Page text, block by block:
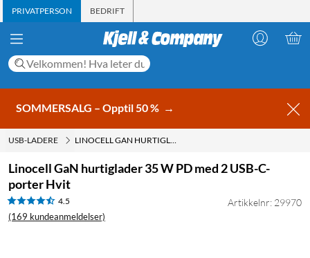
PRIVATPERSON BEDRIFT
SOMMERSALG – Opptil 50 % →
USB-LADERE LINOCELL GAN HURTIGLADER 35 W PD MED 2 USB-C-PORTER HVIT
Linocell GaN hurtiglader 35 W PD med 2 USB-C-
porter Hvit
4.5
(169 kundeanmeldelser)
Artikkelnr: 29970